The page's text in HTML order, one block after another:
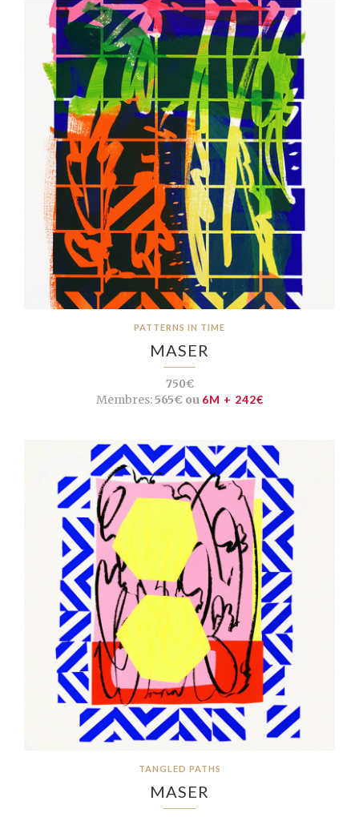
PATTERNS IN TIME
MASER
750€
Membres:565€ ou 6M + 242€
TANGLED PATHS
MASER